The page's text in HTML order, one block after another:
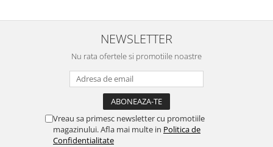
NEWSLETTER
Nu rata ofertele si promotiile noastre
Vreau sa primesc newsletter cu promotiile
magazinului. Afla mai multe in Politica de
Confidentialitate